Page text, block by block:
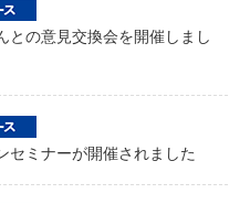
の意見交換会を開催しまし
セミナーが開催されました